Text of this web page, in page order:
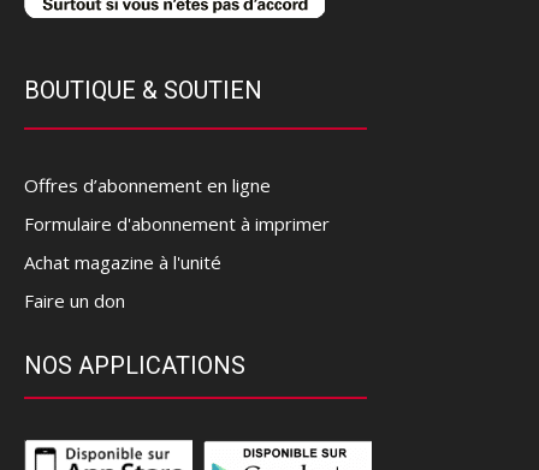
BOUTIQUE & SOUTIEN
Offres d’abonnement en ligne
Formulaire d'abonnement à imprimer
Achat magazine à l'unité
Faire un don
NOS APPLICATIONS